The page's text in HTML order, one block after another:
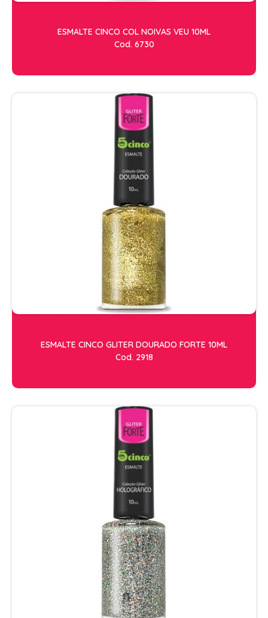
ESMALTE CINCO COL NOIVAS VEU 10ML
Cod. 6730
ESMALTE CINCO GLITER DOURADO FORTE 10ML
Cod. 2918